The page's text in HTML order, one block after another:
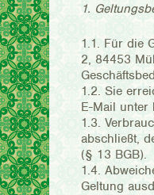
1.
1.1. Für die
2, 84453
1.2. Sie
E-Mail unter
1.3.
abschließt,
(§ 13 BGB).
1.4.
Geltung